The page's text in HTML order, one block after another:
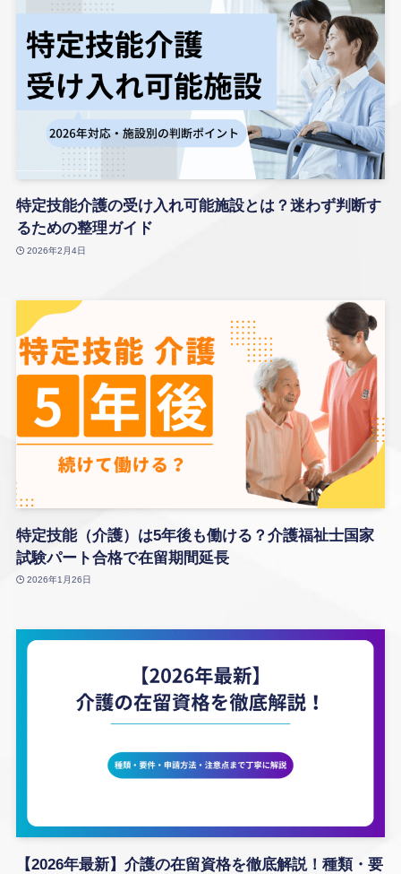
特定技能介護の受け入れ可能施設とは？迷わず判断す
るための整理ガイド
2026年2月4日
特定技能（介護）は5年後も働ける？介護福祉士国家
試験パート合格で在留期間延長
2026年1月26日
【2026年最新】介護の在留資格を徹底解説！種類・要